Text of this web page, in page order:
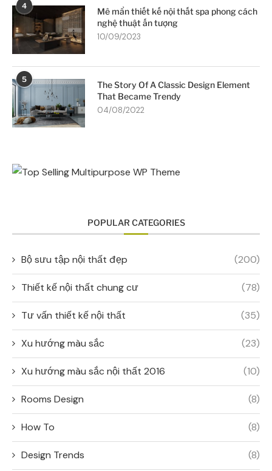
4
Mê mẩn thiết kế nội thất spa phong cách
nghệ thuật ấn tượng
10/09/2023
5
The Story Of A Classic Design Element
That Became Trendy
04/08/2022
POPULAR CATEGORIES
Bộ sưu tập nội thất đẹp (200)
Thiết kế nội thất chung cư (78)
Tư vấn thiết kế nội thất (35)
Xu hướng màu sắc (23)
Xu hướng màu sắc nội thất 2016 (10)
Rooms Design (8)
How To (8)
Design Trends (8)